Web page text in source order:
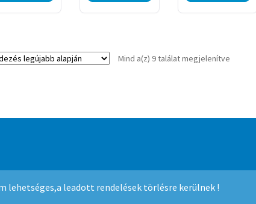
lehetséges,a leadott rendelések törlésre kerülnek !
Mind a(z) 9 találat megjelenítveSorted